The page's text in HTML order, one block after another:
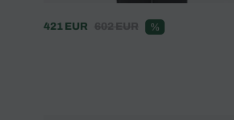
421 EUR 602 EUR %